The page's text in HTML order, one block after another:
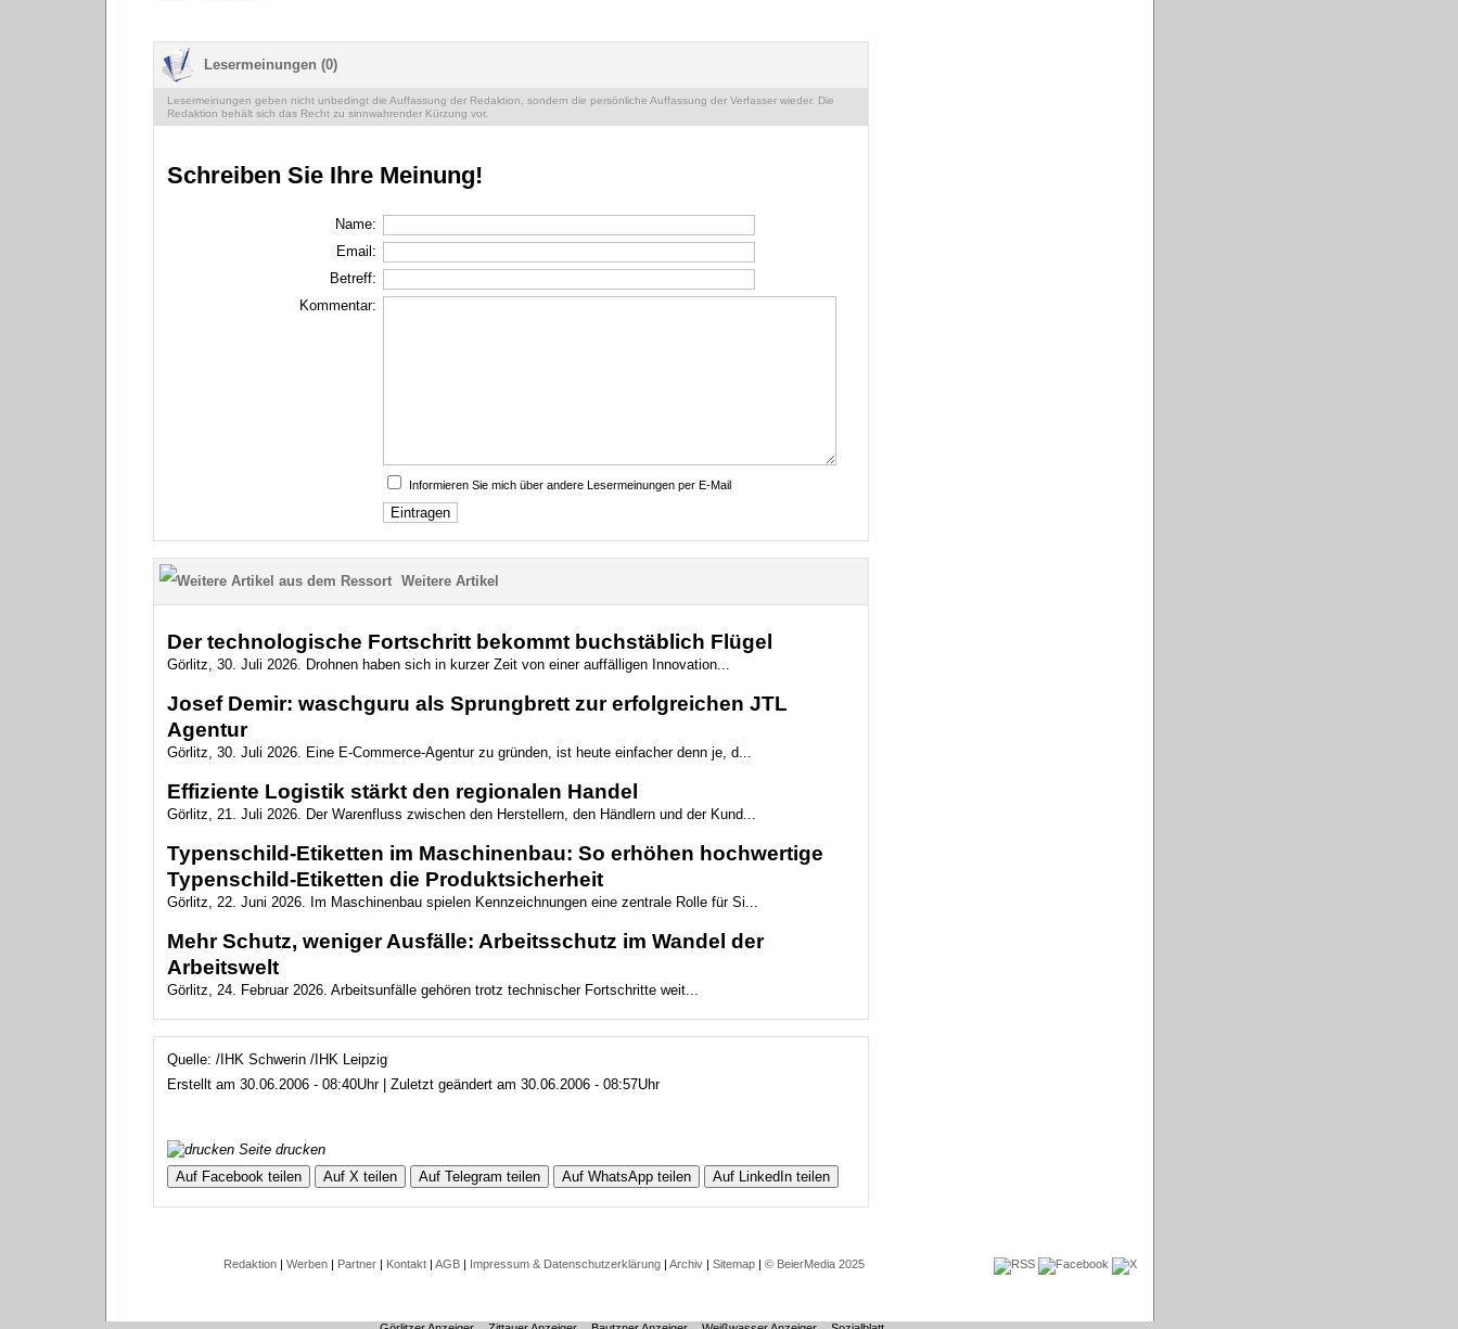
Lesermeinungen (0)
Lesermeinungen geben nicht unbedingt die Auffassung der Redaktion, sondern die persönliche Auffassung der Verfasser wieder. Die
Redaktion behält sich das Recht zu sinnwahrender Kürzung vor.
Schreiben Sie Ihre Meinung!
Name:
Email:
Betreff:
Kommentar:
Informieren Sie mich über andere Lesermeinungen per E-Mail
Weitere Artikel
Der technologische Fortschritt bekommt buchstäblich Flügel
Görlitz, 30. Juli 2026. Drohnen haben sich in kurzer Zeit von einer auffälligen Innovation...
Josef Demir: waschguru als Sprungbrett zur erfolgreichen JTL
Agentur
Görlitz, 30. Juli 2026. Eine E-Commerce-Agentur zu gründen, ist heute einfacher denn je, d...
Effiziente Logistik stärkt den regionalen Handel
Görlitz, 21. Juli 2026. Der Warenfluss zwischen den Herstellern, den Händlern und der Kund...
Typenschild-Etiketten im Maschinenbau: So erhöhen hochwertige
Typenschild-Etiketten die Produktsicherheit
Görlitz, 22. Juni 2026. Im Maschinenbau spielen Kennzeichnungen eine zentrale Rolle für Si...
Mehr Schutz, weniger Ausfälle: Arbeitsschutz im Wandel der
Arbeitswelt
Görlitz, 24. Februar 2026. Arbeitsunfälle gehören trotz technischer Fortschritte weit...
Quelle: /IHK Schwerin /IHK Leipzig
Erstellt am 30.06.2006 - 08:40Uhr | Zuletzt geändert am 30.06.2006 - 08:57Uhr
Seite drucken
Auf Facebook teilen
Auf X teilen Auf Telegram teilen Auf WhatsApp teilen Auf LinkedIn teilen
Redaktion | Werben | Partner | Kontakt | AGB | Impressum & Datenschutzerklärung | Archiv | Sitemap | © BeierMedia 2025